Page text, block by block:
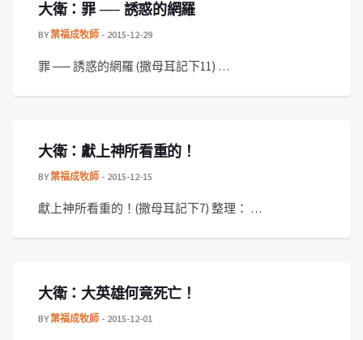
大衛：罪 ── 誘惑的網羅
BY葉福成牧師 2015-12-29
罪 ── 誘惑的網羅 (撒母耳記下11) …
大衛：獻上神所看重的！
BY葉福成牧師 2015-12-15
獻上神所看重的！(撒母耳記下7) 整理： …
大衛：大英雄何竟死亡！
BY葉福成牧師 2015-12-01